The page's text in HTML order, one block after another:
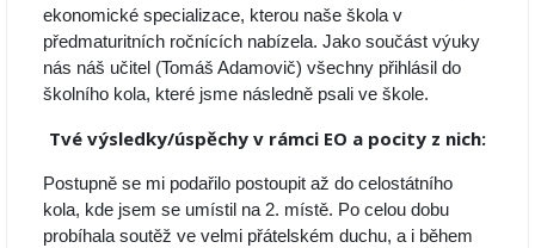
ekonomické specializace, kterou naše škola v
předmaturitních ročnících nabízela. Jako součást výuky
nás náš učitel (Tomáš Adamovič) všechny přihlásil do
školního kola, které jsme následně psali ve škole.
Tvé výsledky/úspěchy v rámci EO a pocity z nich:
Postupně se mi podařilo postoupit až do celostátního
kola, kde jsem se umístil na 2. místě. Po celou dobu
probíhala soutěž ve velmi přátelském duchu, a i během